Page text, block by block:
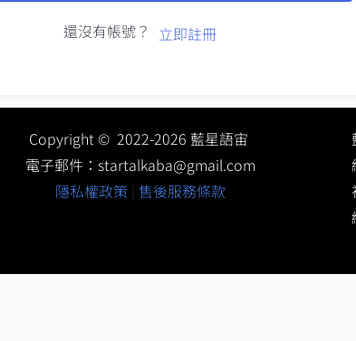
還沒有帳號？ 立即註冊
Copyright © 2022-2026 藍星語宙
電子郵件： startalkaba@gmail.com
隱私權政策| 售後服務條款